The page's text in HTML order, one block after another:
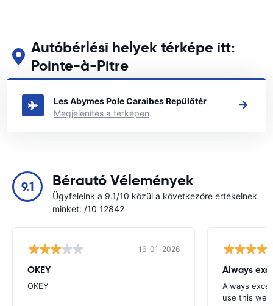
Autóbérlési helyek térképe itt:
Pointe-à-Pitre
Tekintse meg fő autóbérlési helyeinket itt: Pointe-à-Pitre
Les Abymes Pole Caraibes Repülőtér
Megjelenítés a térképen
9.1 Bérautó Vélemények
Ügyfeleink a 9.1/10 közül a következőre értékelnek
minket: /10 12842
16-01-2026
OKEY
OKEY
Always
Always
use this